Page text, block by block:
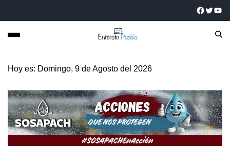
Hoy es: Domingo, 9 de Agosto del 2026